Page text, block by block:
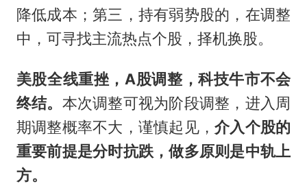
降低成本；第三，持有弱势股的，在调整
中，可寻找主流热点个股，择机换股。
美股全线重挫，A股调整，科技牛市不会
终结。 本次调整可视为阶段调整，进入周
期调整概率不大，谨慎起见，介入个股的
重要前提是分时抗跌，做多原则是中轨上
方。